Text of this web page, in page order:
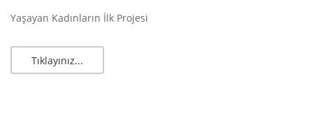
Yaşayan Kadınların İlk Projesi
Tıklayınız...